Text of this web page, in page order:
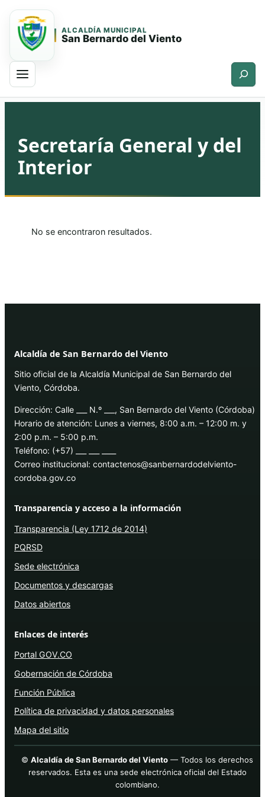
principal
ALCALDÍA MUNICIPAL
San Bernardo del Viento
Buscar
Secretaría General y del
Interior
No se encontraron resultados.
Alcaldía de San Bernardo del Viento
Sitio oficial de la Alcaldía Municipal de San Bernardo del
Viento, Córdoba.
Dirección: Calle ___ N.º ___, San Bernardo del Viento (Córdoba)
Horario de atención: Lunes a viernes, 8:00 a.m. – 12:00 m. y
2:00 p.m. – 5:00 p.m.
Teléfono: (+57) ___ ___ ____
Correo institucional: contactenos@sanbernardodelviento-
cordoba.gov.co
Transparencia y acceso a la información
Transparencia (Ley 1712 de 2014)
PQRSD
Sede electrónica
Documentos y descargas
Datos abiertos
Enlaces de interés
Portal GOV.CO
Gobernación de Córdoba
Función Pública
Política de privacidad y datos personales
Mapa del sitio
© Alcaldía de San Bernardo del Viento — Todos los derechos
reservados. Esta es una sede electrónica oficial del Estado
colombiano.